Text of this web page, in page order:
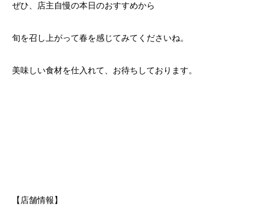
ぜひ、店主自慢の本日のおすすめから
旬を召し上がって春を感じてみてくださいね。
美味しい食材を仕入れて、お待ちしております。
【店舗情報】